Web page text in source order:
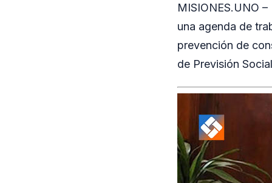
MISIONES.UNO
una agenda de
prevención de
de Previsión